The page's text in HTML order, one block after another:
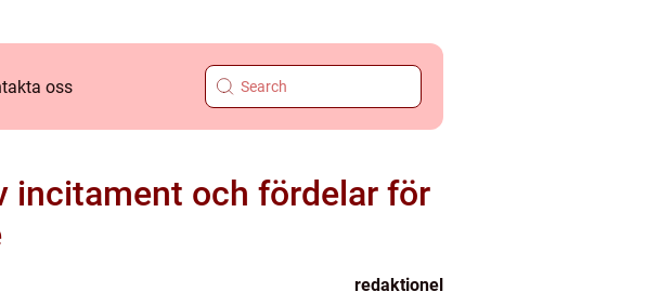
oss
incitament och fördelar för
redaktionel